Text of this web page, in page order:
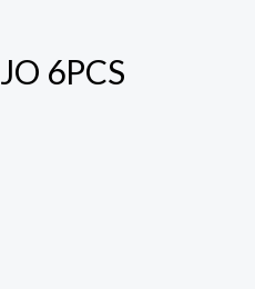
6PCS